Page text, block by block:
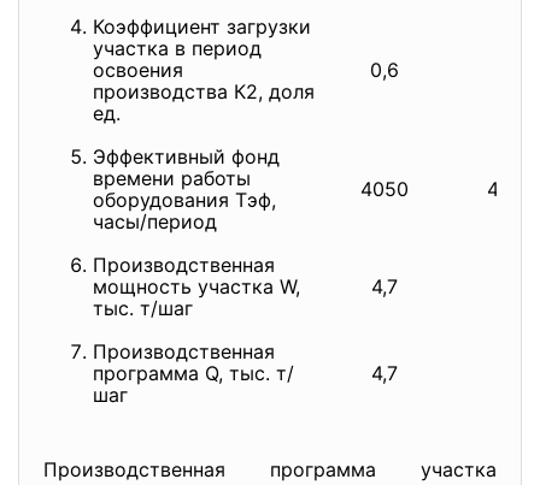
Коэффициент загрузки
участка в период
освоения
производства К2, доля
ед.
0,6
Эффективный фонд
времени работы
оборудования Тэф,
часы/период
4050 4050
Производственная
мощность участка W,
тыс. т/шаг
4,7
Производственная
программа Q, тыс. т/
шаг
4,7
Производственная программа участка